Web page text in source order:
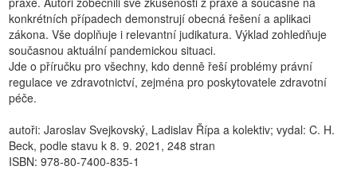
konkrétních případech demonstrují obecná řešení a aplikaci
zákona. Vše doplňuje i relevantní judikatura. Výklad zohledňuje
současnou aktuální pandemickou situaci.
Jde o příručku pro všechny, kdo denně řeší problémy právní
regulace ve zdravotnictví, zejména pro poskytovatele zdravotní
péče.
autoři: Jaroslav Svejkovský, Ladislav Řípa a kolektiv; vydal: C. H.
Beck, podle stavu k 8. 9. 2021, 248 stran
ISBN: 978-80-7400-835-1